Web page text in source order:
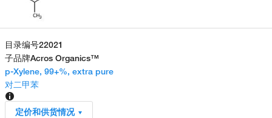
目录编号22021
子品牌Acros Organics™
p-Xylene, 99+%, extra pure
对二甲苯
定价和供货情况